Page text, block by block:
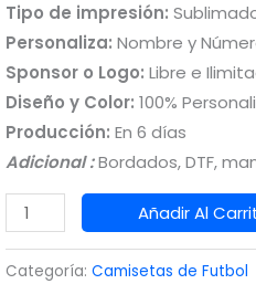
Tipo de impresión:
Personaliza: Nombre y
Sponsor o Logo: Libre e
Diseño y Color: 100%
Producción: En 6 días
Adicional :Bordados, DTF,
Camisetas
de
Fútbol
Añadir Al
Categoría: Camisetas de Futbol